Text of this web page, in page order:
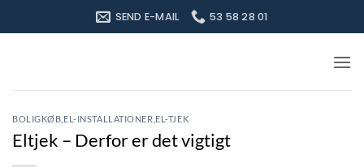
til
SEND E-MAIL 53 58 28 01
BOLIGKØB EL-INSTALLATIONER EL-TJEK
Eltjek – Derfor er det vigtigt